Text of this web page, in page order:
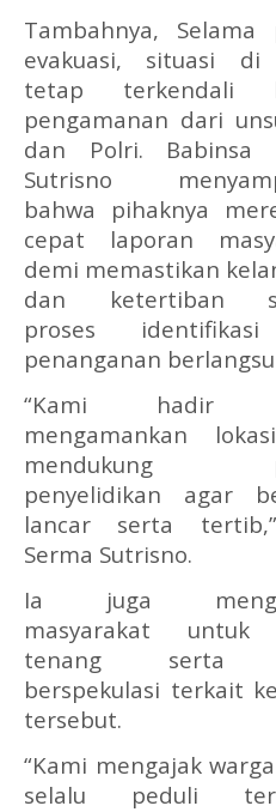
Tambahnya, Selama
evakuasi, situasi di
tetap terkendali
pengamanan dari
dan Polri. Babinsa
Sutrisno
bahwa pihaknya
cepat laporan
demi memastikan
dan ketertiban
proses
penanganan
“Kami hadir
mengamankan
mendukung
penyelidikan agar
lancar serta
Serma Sutrisno.
Ia juga
masyarakat untuk
tenang serta
berspekulasi terkait
tersebut.
“Kami mengajak
selalu peduli